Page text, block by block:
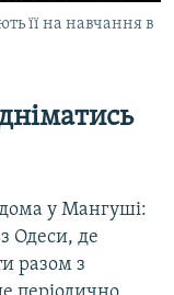
її на навчання в
у Мангуші:
Одеси, де
разом з